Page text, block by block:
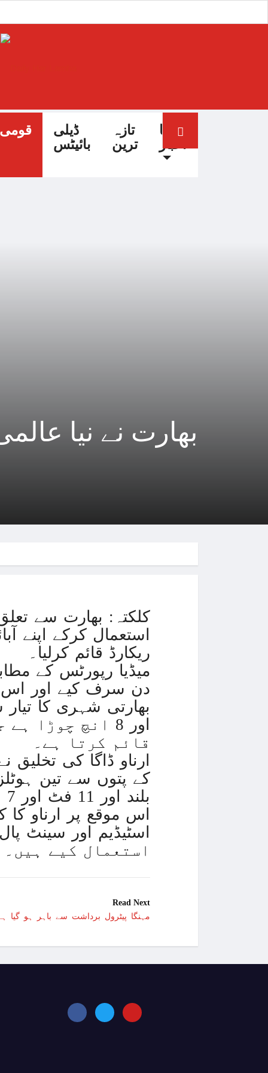
قومی
ڈیلی
بائیٹس
تازہ
ترین
آج کا
اخبار
بھارت نے نیا
استعمال کرکے اپنے
ریکارڈ قائم کرلیا۔
دن سرف کیے اور اس
اور 8 انچ
قائم کرتا ہے۔
ارناو ڈاگا کی تخلیق
بلند اور 11 فٹ اور 7 انچ چوڑا تھا۔
اس موقع پر ارناو کا
استعمال کیے ہیں۔
Read Next
مہنگا پیٹرول برداشت سے باہر ہو گیا